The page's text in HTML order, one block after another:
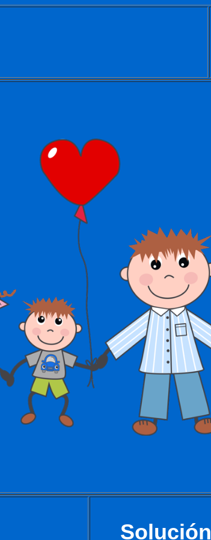
Solución